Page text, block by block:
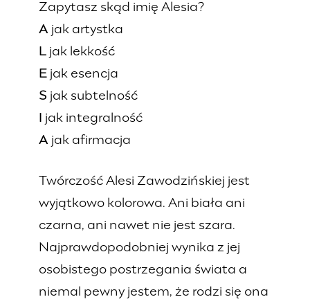
Zapytasz skąd imię Alesia?
A jak artystka
L jak lekkość
E jak esencja
S jak subtelność
jak integralność
A jak afirmacja
Twórczość Alesi Zawodzińskiej jest
wyjątkowo kolorowa. Ani biała ani
czarna, ani nawet nie jest szara.
Najprawdopodobniej wynika z jej
osobistego postrzegania świata a
niemal pewny jestem, że rodzi się ona